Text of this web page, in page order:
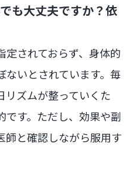
も大丈夫ですか？依
定されておらず、身体的
ないとされています。毎
リズムが整っていくた
です。ただし、効果や副
師と確認しながら服用す